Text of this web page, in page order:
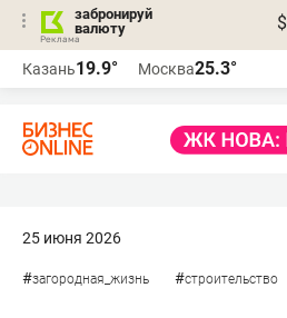
забронируй
валюту
$
Казань19.9° Москва25.3°
25 июня 2026
#загородная_жизнь #строительство